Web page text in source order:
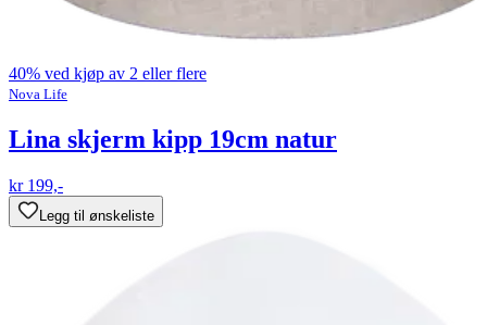
40% ved kjøp av 2 eller flere
Nova Life
Lina skjerm kipp 19cm natur
kr 199,-
Legg til ønskeliste